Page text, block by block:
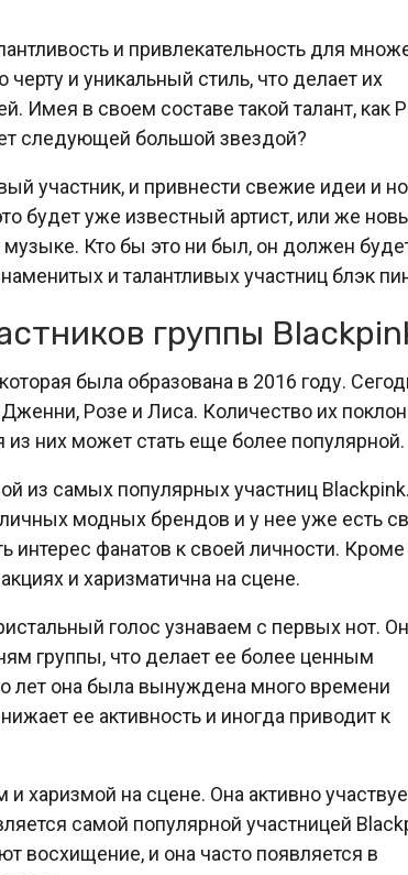
и привлекательность для
и уникальный стиль, что делает их
Имея в своем составе такой талант, как
следующей большой звездой?
участник, и привнести свежие идеи и
будет уже известный артист, или же
музыке. Кто бы это ни был, он должен
и талантливых участниц блэк
группы
была образована в 2016 году.
Розе и Лиса. Количество их
них может стать еще более популярной.
из самых популярных участниц
модных брендов и у нее уже есть
интерес фанатов к своей личности. Кроме
и харизматична на сцене.
голос узнаваем с первых нот.
группы, что делает ее более ценным
лет она была вынуждена много времени
ее активность и иногда приводит к
харизмой на сцене. Она активно
самой популярной участницей
восхищение, и она часто появляется в